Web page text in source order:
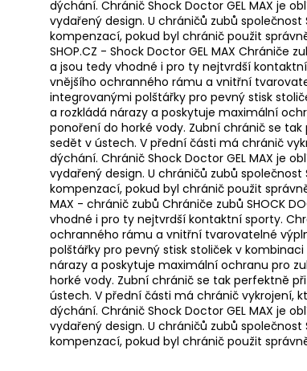
dýchání. Chránič Shock Doctor GEL MAX je
vydařený design. U chráničů zubů
kompenzací, pokud byl chránič použit
SHOP.CZ - Shock Doctor GEL MAX Chrániče
a jsou tedy vhodné i pro ty nejtvrdší kontaktní
vnějšího ochranného rámu a vnitřní
integrovanými polštářky pro pevný stisk
a rozkládá nárazy a poskytuje maximální
ponoření do horké vody. Zubní chránič se
sedět v ústech. V přední části má chránič
dýchání. Chránič Shock Doctor GEL MAX je
vydařený design. U chráničů zubů
kompenzací, pokud byl chránič použit
MAX - chránič zubů Chrániče zubů SHOCK
vhodné i pro ty nejtvrdší kontaktní sporty.
ochranného rámu a vnitřní tvarovatelné
polštářky pro pevný stisk stoliček v
nárazy a poskytuje maximální ochranu pro
horké vody. Zubní chránič se tak perfektně
ústech. V přední části má chránič vykrojení,
dýchání. Chránič Shock Doctor GEL MAX je
vydařený design. U chráničů zubů
kompenzací, pokud byl chránič použit